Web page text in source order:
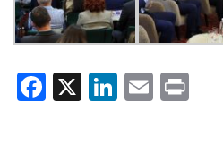
Facebook
X LinkedIn
Email